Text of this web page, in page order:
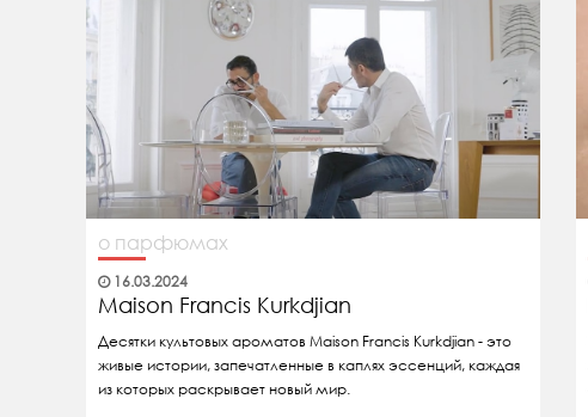
о парфюмах
16.03.2024
Maison Francis Kurkdjian
Десятки культовых ароматов Maison Francis Kurkdjian - это
живые истории, запечатленные в каплях эссенций, каждая
из которых раскрывает новый мир.